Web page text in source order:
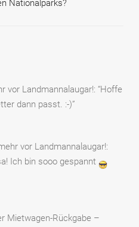
Nationalparks?
vor Landmannalaugar!: “Hoffe
dann passt. :-)”
vor Landmannalaugar!:
Ich bin sooo gespannt
Mietwagen-Rückgabe –